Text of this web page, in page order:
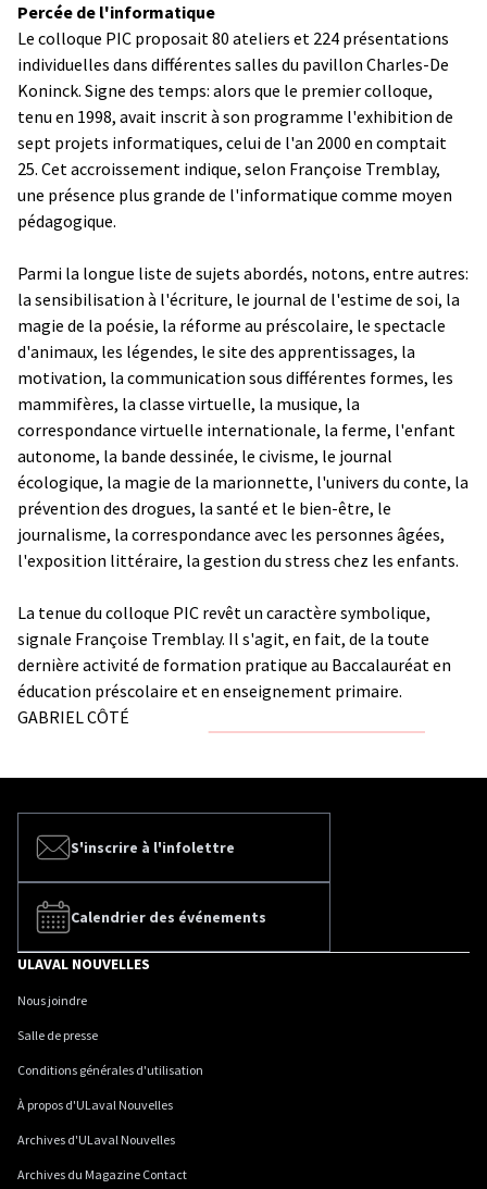
Percée de l'informatique
Le colloque PIC proposait 80 ateliers et 224 présentations
individuelles dans différentes salles du pavillon Charles-De
Koninck. Signe des temps: alors que le premier colloque,
tenu en 1998, avait inscrit à son programme l'exhibition de
sept projets informatiques, celui de l'an 2000 en comptait
25. Cet accroissement indique, selon Françoise Tremblay,
une présence plus grande de l'informatique comme moyen
pédagogique.
Parmi la longue liste de sujets abordés, notons, entre autres:
la sensibilisation à l'écriture, le journal de l'estime de soi, la
magie de la poésie, la réforme au préscolaire, le spectacle
d'animaux, les légendes, le site des apprentissages, la
motivation, la communication sous différentes formes, les
mammifères, la classe virtuelle, la musique, la
correspondance virtuelle internationale, la ferme, l'enfant
autonome, la bande dessinée, le civisme, le journal
écologique, la magie de la marionnette, l'univers du conte, la
prévention des drogues, la santé et le bien-être, le
journalisme, la correspondance avec les personnes âgées,
l'exposition littéraire, la gestion du stress chez les enfants.
La tenue du colloque PIC revêt un caractère symbolique,
signale Françoise Tremblay. Il s'agit, en fait, de la toute
dernière activité de formation pratique au Baccalauréat en
éducation préscolaire et en enseignement primaire.
GABRIEL CÔTÉ
S'inscrire à l'infolettre
Calendrier des événements
ULAVAL NOUVELLES
Nous joindre
Salle de presse
Conditions générales d'utilisation
À propos d'ULaval Nouvelles
Archives d'ULaval Nouvelles
Archives du Magazine Contact